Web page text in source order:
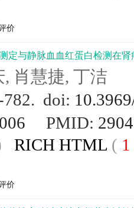
价
定与静脉血血红蛋白检测在
肖慧捷, 丁洁
782. doi:
PMID:
RICH HTML ( 1
价